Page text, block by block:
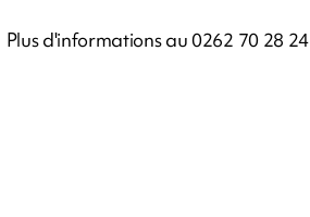
Plus d'informations au 0262 70 28 24